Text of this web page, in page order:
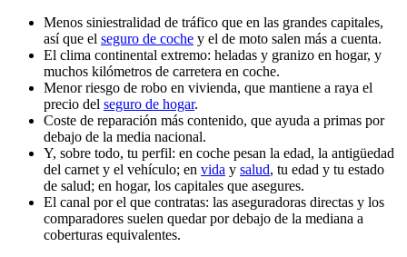
Menos siniestralidad de tráfico que en las grandes capitales,
así que el seguro de coche y el de moto salen más a cuenta.
El clima continental extremo: heladas y granizo en hogar, y
muchos kilómetros de carretera en coche.
Menor riesgo de robo en vivienda, que mantiene a raya el
precio del seguro de hogar.
Coste de reparación más contenido, que ayuda a primas por
debajo de la media nacional.
Y, sobre todo, tu perfil: en coche pesan la edad, la antigüedad
del carnet y el vehículo; en vida y salud, tu edad y tu estado
de salud; en hogar, los capitales que asegures.
El canal por el que contratas: las aseguradoras directas y los
comparadores suelen quedar por debajo de la mediana a
coberturas equivalentes.